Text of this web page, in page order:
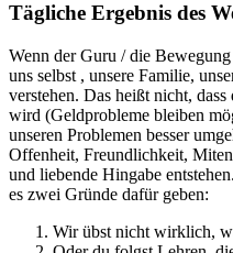
Tägliche Ergebnis des
Wenn der Guru / die
uns selbst , unsere Familie,
verstehen. Das heißt nicht,
wird (Geldprobleme bleiben
unseren Problemen besser
Offenheit, Freundlichkeit,
und liebende Hingabe
es zwei Gründe dafür geben:
Wir übst nicht wirklich,